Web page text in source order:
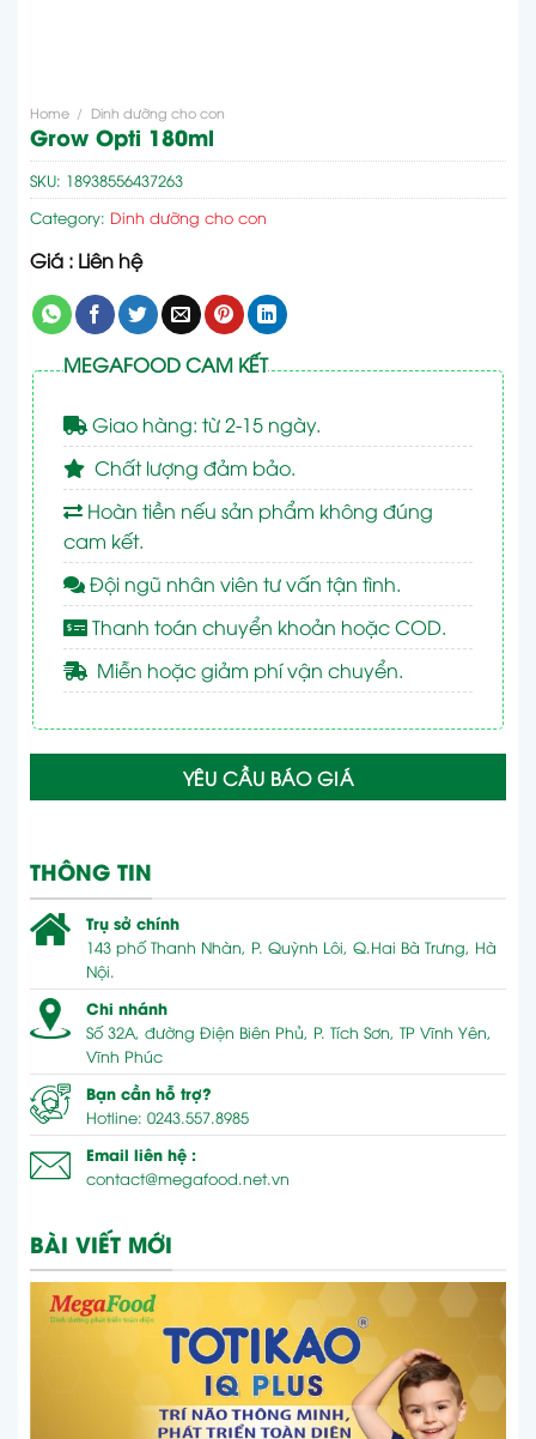
Home / Dinh dưỡng cho con
Grow Opti 180ml
SKU: 18938556437263
Category: Dinh dưỡng cho con
Giá : Liên hệ
MEGAFOOD CAM KẾT
Giao hàng: từ 2-15 ngày.
Chất lượng đảm bảo.
Hoàn tiền nếu sản phẩm không đúng
cam kết.
Đội ngũ nhân viên tư vấn tận tình.
Thanh toán chuyển khoản hoặc COD.
Miễn hoặc giảm phí vận chuyển.
YÊU CẦU BÁO GIÁ
THÔNG TIN
Trụ sở chính
143 phố Thanh Nhàn, P. Quỳnh Lôi, Q.Hai Bà Trưng, Hà
Nội.
Chi nhánh
Số 32A, đường Điện Biên Phủ, P. Tích Sơn, TP Vĩnh Yên,
Vĩnh Phúc
Bạn cần hỗ trợ?
Hotline: 0243.557.8985
Email liên hệ :
contact@megafood.net.vn
BÀI VIẾT MỚI